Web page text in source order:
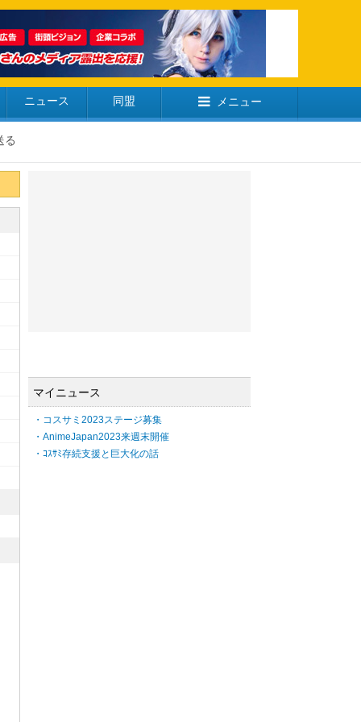
ニュース 同盟 メニュー
る
マイニュース
・コスサミ2023ステージ募集
・AnimeJapan2023来週末開催
・ｺｽｻﾐ存続支援と巨大化の話